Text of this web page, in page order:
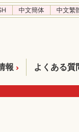
中文簡体 中文繁
報 よくある質